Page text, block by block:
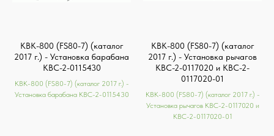
КВК-800 (FS80-7) (каталог
2017 г.) - Установка барабана
КВС-2-0115430
КВК-800 (FS80-7) (каталог 2017 г.) -
Установка барабана КВС-2-0115430
КВК-800 (FS80-7) (каталог
2017 г.) - Установка рычагов
КВС-2-0117020 и КВС-2-
0117020-01
КВК-800 (FS80-7) (каталог 2017 г.) -
Установка рычагов КВС-2-0117020 и
КВС-2-0117020-01